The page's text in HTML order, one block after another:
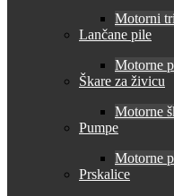
Motorni
Lančane pile
Motorne
Škare za živicu
Motorne
Pumpe
Motorne
Prskalice